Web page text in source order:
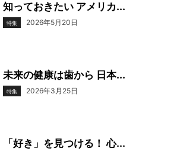
知っておきたい アメリカ...
特集 2026年5月20日
未来の健康は歯から 日本...
特集 2026年3月25日
「好き」を見つける！ 心...